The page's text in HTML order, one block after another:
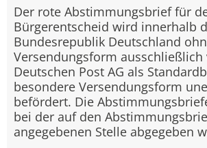
Der rote Abstimmungsbrief für
Bürgerentscheid wird innerhalb
Bundesrepublik Deutschland
Versendungsform ausschließlich
Deutschen Post AG als
besondere Versendungsform
befördert. Die
bei der auf den
angegebenen Stelle abgegeben